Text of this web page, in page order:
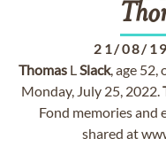
21/08/
ThomasLSlack, age 52,
Monday, July 25, 2022.
Fond memories and
shared at